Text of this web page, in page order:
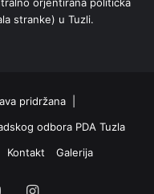
stranke) u Tuzli.
pridržana |
odbora PDA Tuzla
Kontakt Galerija